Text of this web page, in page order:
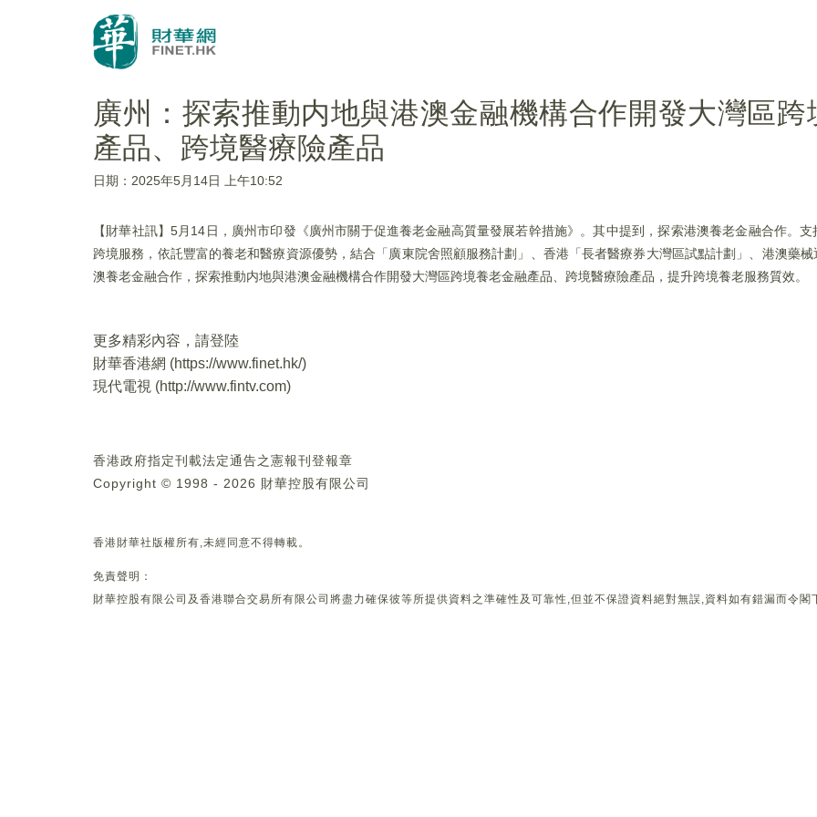
廣州：探索推動内地與港澳金融機構合作開發大灣區跨
產品、跨境醫療險產品
日期：2025年5月14日 上午10:52
【財華社訊】5月14日，廣州市印發《廣州市關于促進養老金融高質量發展若幹措施》。其中提到，探索港澳養老金融合作。
跨境服務，依託豐富的養老和醫療資源優勢，結合「廣東院舍照顧服務計劃」、香港「長者醫療券大灣區試點計劃」、港澳藥
澳養老金融合作，探索推動内地與港澳金融機構合作開發大灣區跨境養老金融產品、跨境醫療險產品，提升跨境養老服務質效。
更多精彩內容，請登陸
財華香港網 (https://www.finet.hk/)
現代電視 (http://www.fintv.com)
香港政府指定刊載法定通告之憲報刊登報章
Copyright © 1998 - 2026 財華控股有限公司
香港財華社版權所有,未經同意不得轉載。
免責聲明：
財華控股有限公司及香港聯合交易所有限公司將盡力確保彼等所提供資料之準確性及可靠性,但並不保證資料絕對無誤,資料如有錯漏而令閣